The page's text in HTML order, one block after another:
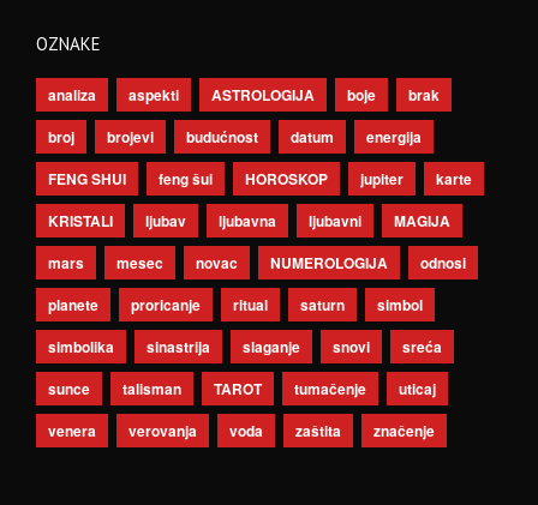
OZNAKE
analiza aspekti ASTROLOGIJA boje
brak
broj
brojevi budućnost datum
energija
FENG SHUI
feng šui HOROSKOP jupiter
karte
KRISTALI
ljubav ljubavna ljubavni
MAGIJA
mars
mesec novac NUMEROLOGIJA
odnosi
planete
proricanje ritual saturn
simbol
simbolika
sinastrija slaganje snovi
sreća
sunce
talisman TAROT tumačenje
uticaj
venera
verovanja voda zaštita značenje